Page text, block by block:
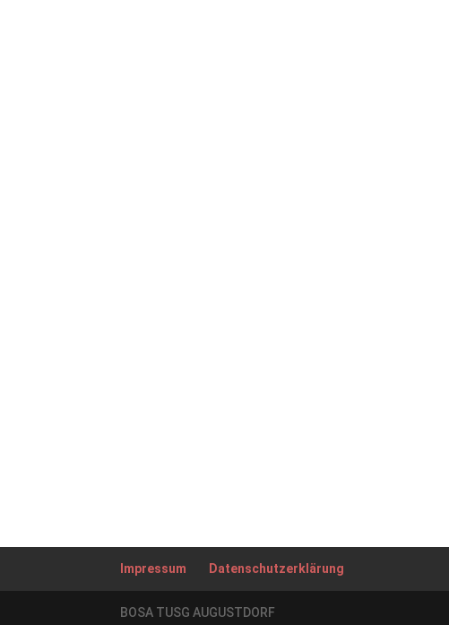
Impressum Datenschutzerklärung
BOSA TUSG AUGUSTDORF